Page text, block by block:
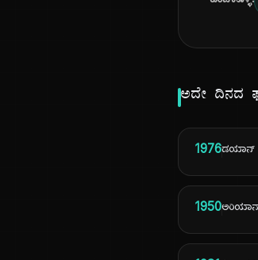
ಅದೇ ದಿನದ
1976ಡಯಾನ್
1950